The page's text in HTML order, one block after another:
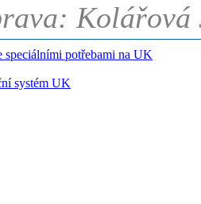
Kolářová
speciálními potřebami na UK
systém UK